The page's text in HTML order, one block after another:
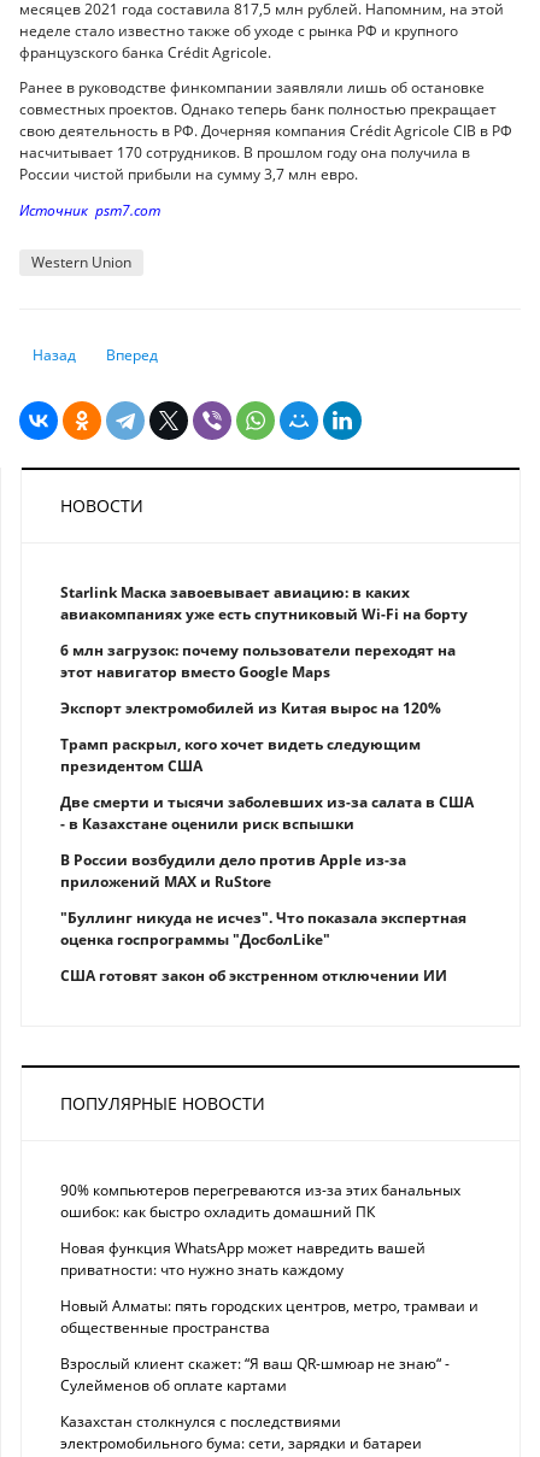
месяцев 2021 года составила 817,5 млн рублей. Напомним, на этой
неделе стало известно также об уходе с рынка РФ и крупного
французского банка Crédit Agricole.
Ранее в руководстве финкомпании заявляли лишь об остановке
совместных проектов. Однако теперь банк полностью прекращает
свою деятельность в РФ. Дочерняя компания Crédit Agricole CIB в РФ
насчитывает 170 сотрудников. В прошлом году она получила в
России чистой прибыли на сумму 3,7 млн евро.
Источник psm7.com
Western Union
Предыдущий: Глава BlackRock пророчит конец глобализации
Назад Следующий: Инфляция в Великобритании достигла 30-
Вперед
НОВОСТИ
Starlink Маска завоевывает авиацию: в каких
авиакомпаниях уже есть спутниковый Wi-Fi на борту
6 млн загрузок: почему пользователи переходят на
этот навигатор вместо Google Maps
Экспорт электромобилей из Китая вырос на 120%
Трамп раскрыл, кого хочет видеть следующим
президентом США
Две смерти и тысячи заболевших из-за салата в США
- в Казахстане оценили риск вспышки
В России возбудили дело против Apple из-за
приложений MAX и RuStore
"Буллинг никуда не исчез". Что показала экспертная
оценка госпрограммы "ДосболLike"
США готовят закон об экстренном отключении ИИ
ПОПУЛЯРНЫЕ НОВОСТИ
90% компьютеров перегреваются из-за этих банальных
ошибок: как быстро охладить домашний ПК
Новая функция WhatsApp может навредить вашей
приватности: что нужно знать каждому
Новый Алматы: пять городских центров, метро, трамваи и
общественные пространства
Взрослый клиент скажет: “Я ваш QR-шмюар не знаю“ -
Сулейменов об оплате картами
Казахстан столкнулся с последствиями
электромобильного бума: сети, зарядки и батареи